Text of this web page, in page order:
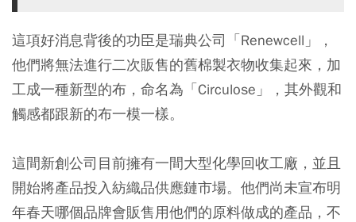
這項好消息背後的功臣是瑞典公司「Renewcell」，
他們將無法進行二次販售的舊棉製衣物收集起來，加
工成一種新型的布，命名為「Circulose」，其外觀和
觸感都跟新的布一模一樣。
這間新創公司目前擁有一間大型化學回收工廠，並且
開始將產品投入紡織品供應鏈市場。他們尚未宣布明
年春天哪個品牌會販售用他們的原料做成的產品，不